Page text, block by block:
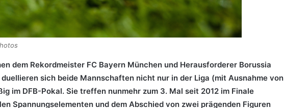
dem Rekordmeister FC Bayern München und Herausforderer Borussia
sich beide Mannschaften nicht nur in der Liga (mit Ausnahme von
im DFB-Pokal. Sie treffen nunmehr zum 3. Mal seit 2012 im Finale
Spannungselementen und dem Abschied von zwei prägenden Figuren